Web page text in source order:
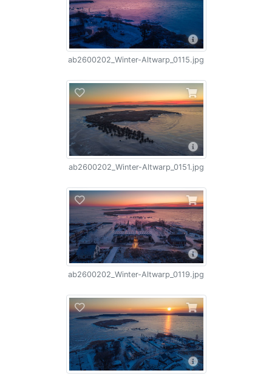
ab2600202_Winter-Altwarp_0115.jpg
ab2600202_Winter-Altwarp_0151.jpg
ab2600202_Winter-Altwarp_0119.jpg